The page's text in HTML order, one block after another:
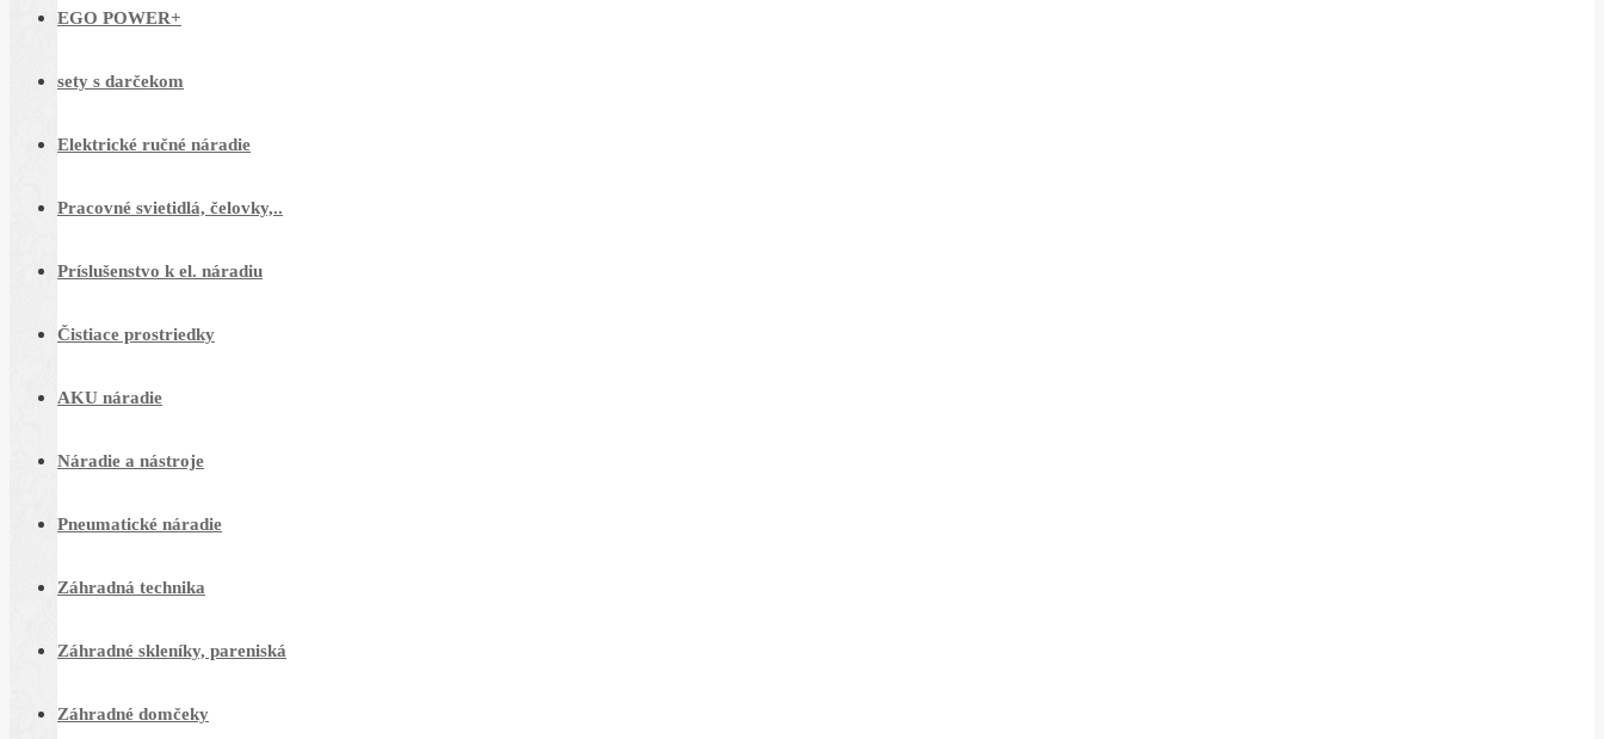
EGO POWER+
sety s darčekom
Elektrické ručné náradie
Pracovné svietidlá, čelovky,..
Príslušenstvo k el. náradiu
Čistiace prostriedky
AKU náradie
Náradie a nástroje
Pneumatické náradie
Záhradná technika
Záhradné skleníky, pareniská
Záhradné domčeky